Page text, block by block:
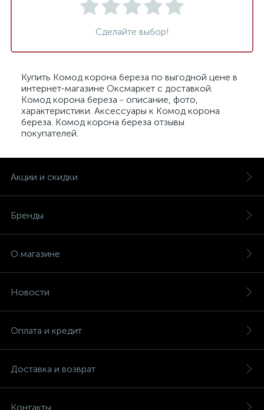
Сделайте выбор!
Купить Комод корона береза по выгодной цене в
интернет-магазине Оксмаркет с доставкой.
Комод корона береза - описание, фото,
характеристики. Аксессуары к Комод корона
береза. Комод корона береза отзывы
покупателей.
Акции и скидки
Бренды
О магазине
Новости
Оплата и кредит
Доставка и возврат
Контакты